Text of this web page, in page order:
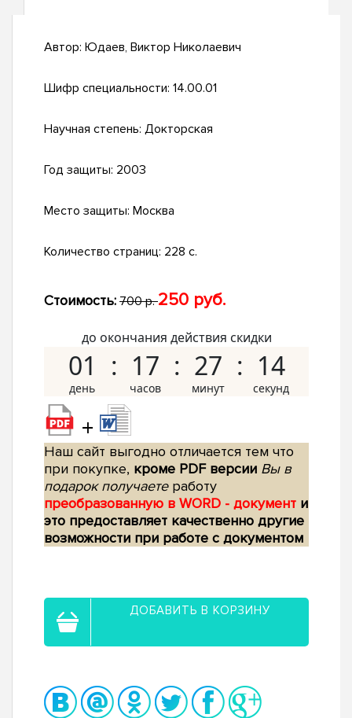
Автор: Юдаев, Виктор Николаевич
Шифр специальности: 14.00.01
Научная степень: Докторская
Год защиты: 2003
Место защиты: Москва
Количество страниц: 228 с.
Стоимость: 700 р.250 руб.
до окончания действия скидки
01 17 27 13
+
Наш сайт выгодно отличается тем что
при покупке, кроме PDF версии Вы в
подарок получаетеработу
преобразованную в WORD - документ и
это предоставляет качественно другие
возможности при работе с документом
ДОБАВИТЬ В КОРЗИНУ